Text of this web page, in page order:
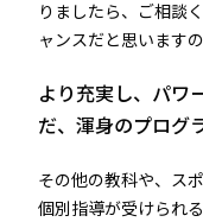
りましたら、ご相談
ャンスだと思います
より充実し、パワ
だ、渾身のプログ
その他の教科や、ス
個別指導が受けられ